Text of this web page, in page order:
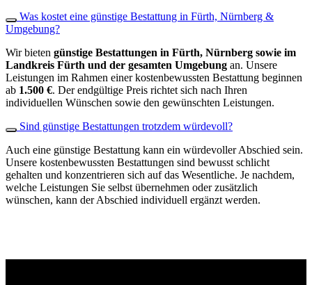
Was kostet eine günstige Bestattung in Fürth, Nürnberg &
Umgebung?
Wir bieten günstige Bestattungen in Fürth, Nürnberg sowie im
Landkreis Fürth und der gesamten Umgebung an. Unsere
Leistungen im Rahmen einer kostenbewussten Bestattung beginnen
ab 1.500 €. Der endgültige Preis richtet sich nach Ihren
individuellen Wünschen sowie den gewünschten Leistungen.
Sind günstige Bestattungen trotzdem würdevoll?
Auch eine günstige Bestattung kann ein würdevoller Abschied sein.
Unsere kostenbewussten Bestattungen sind bewusst schlicht
gehalten und konzentrieren sich auf das Wesentliche. Je nachdem,
welche Leistungen Sie selbst übernehmen oder zusätzlich
wünschen, kann der Abschied individuell ergänzt werden.